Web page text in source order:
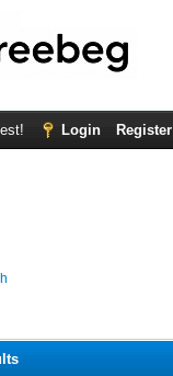
Login Register